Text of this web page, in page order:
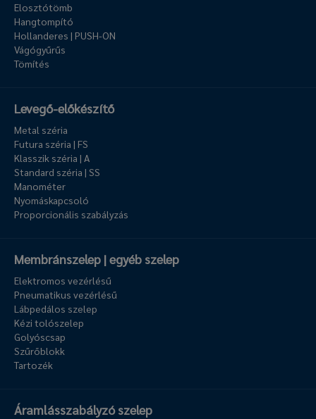
Elosztótömb
Hangtompító
Hollanderes | PUSH-ON
Vágógyűrűs
Tömítés
Levegő-előkészítő
Metal széria
Futura széria | FS
Klasszik széria | A
Standard széria | SS
Manométer
Nyomáskapcsoló
Proporcionális szabályzás
Membránszelep | egyéb szelep
Elektromos vezérlésű
Pneumatikus vezérlésű
Lábpedálos szelep
Kézi tolószelep
Golyóscsap
Szűrőblokk
Tartozék
Áramlásszabályzó szelep